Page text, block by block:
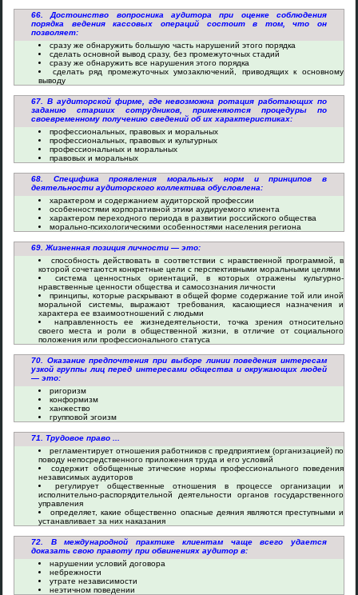
66. Достоинство вопросника аудитора при оценке соблюдения
порядка ведения кассовых операций состоит в том, что он
позволяет:
сразу же обнаружить большую часть нарушений этого порядка
сделать основной вывод сразу, без промежуточных стадий
сразу же обнаружить все нарушения этого порядка
сделать ряд промежуточных умозаключений, приводящих к основному
выводу
67. В аудиторской фирме, где невозможна ротация работающих по
заданию старших сотрудников, применяются процедуры по
своевременному получению сведений об их характеристиках:
профессиональных, правовых и моральных
профессиональных, правовых и культурных
профессиональных и моральных
правовых и моральных
68. Специфика проявления моральных норм и принципов в
деятельности аудиторского коллектива обусловлена:
характером и содержанием аудиторской профессии
особенностями корпоративной этики аудируемого клиента
характером переходного периода в развитии российского общества
морально-психологическими особенностями населения региона
69. Жизненная позиция личности — это:
способность действовать в соответствии с нравственной программой, в
которой сочетаются конкретные цели с перспективными моральными целями
система ценностных ориентаций, в которых отражены культурно-
нравственные ценности общества и самосознания личности
принципы, которые раскрывают в общей форме содержание той или иной
моральной системы, выражают требования, касающиеся назначения и
характера ее взаимоотношений с людьми
направленность ее жизнедеятельности, точка зрения относительно
своего места и роли в общественной жизни, в отличие от социального
положения или профессионального статуса
70. Оказание предпочтения при выборе линии поведения интересам
узкой группы лиц перед интересами общества и окружающих людей
— это:
ригоризм
конформизм
ханжество
групповой эгоизм
71. Трудовое право ...
регламентирует отношения работников с предприятием (организацией) по
поводу непосредственного приложения труда и его условий
содержит обобщенные этические нормы профессионального поведения
независимых аудиторов
регулирует общественные отношения в процессе организации и
исполнительно-распорядительной деятельности органов государственного
управления
определяет, какие общественно опасные деяния являются преступными и
устанавливает за них наказания
72. В международной практике клиентам чаще всего удается
доказать свою правоту при обвинениях аудитор в:
нарушении условий договора
небрежности
утрате независимости
неэтичном поведении